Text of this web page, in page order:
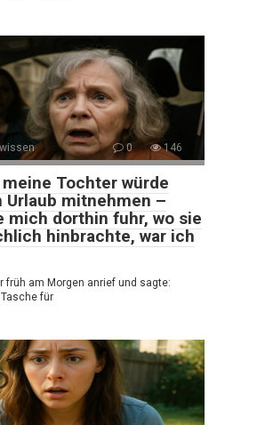
0 146
Tochter würde
Urlaub mitnehmen –
mich dorthin fuhr, wo sie
hinbrachte, war ich
früh am Morgen anrief und sagte:
für